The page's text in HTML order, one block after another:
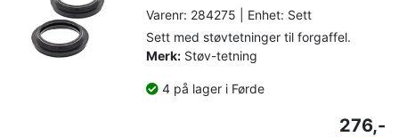
Varenr: 284275 | Enhet: Sett
Sett med støvtetninger til forgaffel.
Merk: Støv-tetning
4 på lager i Førde
276,-